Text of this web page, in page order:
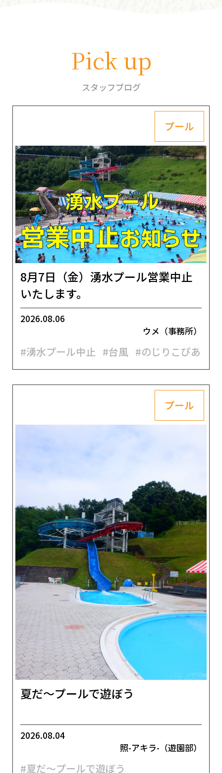
Pick up
スタッフブログ
プール
8月7日（金）湧水プール営業中止
いたします。
2026.08.06
ウメ（事務所）
#湧水プール中止 #台風 #のじりこぴあ
プール
夏だ～プールで遊ぼう
2026.08.04
照-アキラ-（遊園部）
#夏だ～プールで遊ぼう